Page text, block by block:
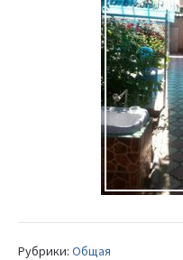
Рубрики: Общая